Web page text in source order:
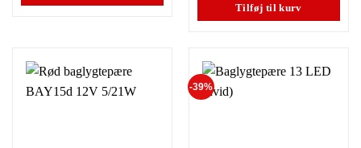
Tilføj til kurv
-39%